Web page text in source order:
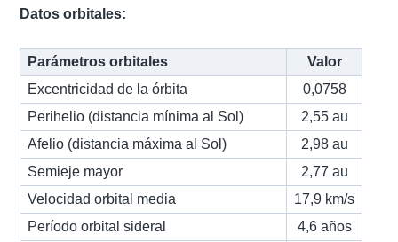
Datos orbitales:
Parámetros orbitales
Valor
Excentricidad de la órbita
0,0758
Perihelio (distancia mínima al Sol)
2,55 au
Afelio (distancia máxima al Sol)
2,98 au
Semieje mayor
2,77 au
Velocidad orbital media
17,9 km/s
Período orbital sideral
4,6 años